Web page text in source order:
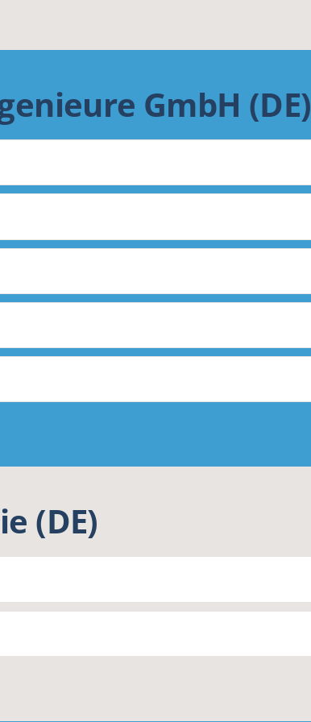
GmbH (DE)
(DE)